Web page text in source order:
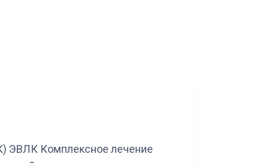
ЭВЛК Комплексное лечение